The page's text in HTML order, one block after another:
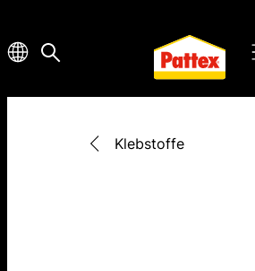
Klebstoffe